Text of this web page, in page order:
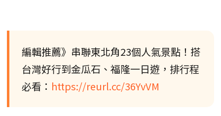
編輯推薦》串聯東北角23個人氣景點！搭
台灣好行到金瓜石、福隆一日遊，排行程
必看： https://reurl.cc/36YvVM